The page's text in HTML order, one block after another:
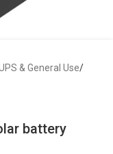
& General Use/
battery